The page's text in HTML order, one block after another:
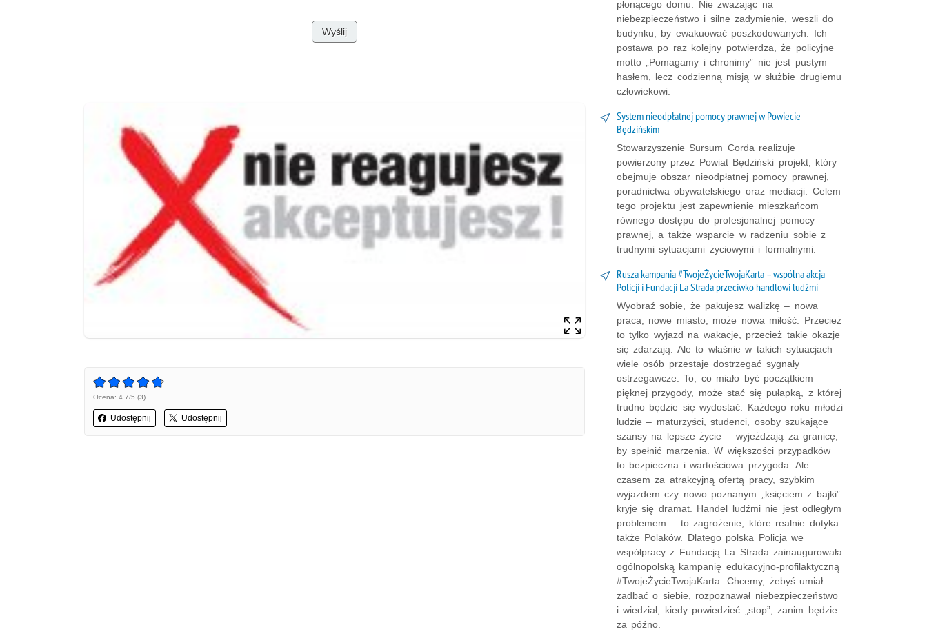
Ocena: 4.7/5 (3)
Udostępnij Udostępnij
płonącego domu. Nie zważając na
niebezpieczeństwo i silne zadymienie, weszli do
budynku, by ewakuować poszkodowanych. Ich
postawa po raz kolejny potwierdza, że policyjne
motto „Pomagamy i chronimy” nie jest pustym
hasłem, lecz codzienną misją w służbie drugiemu
człowiekowi.
System nieodpłatnej pomocy prawnej w Powiecie
Będzińskim
Stowarzyszenie Sursum Corda realizuje
powierzony przez Powiat Będziński projekt, który
obejmuje obszar nieodpłatnej pomocy prawnej,
poradnictwa obywatelskiego oraz mediacji. Celem
tego projektu jest zapewnienie mieszkańcom
równego dostępu do profesjonalnej pomocy
prawnej, a także wsparcie w radzeniu sobie z
trudnymi sytuacjami życiowymi i formalnymi.
Rusza kampania #TwojeŻycieTwojaKarta – wspólna akcja
Policji i Fundacji La Strada przeciwko handlowi ludźmi
Wyobraź sobie, że pakujesz walizkę – nowa
praca, nowe miasto, może nowa miłość. Przecież
to tylko wyjazd na wakacje, przecież takie okazje
się zdarzają. Ale to właśnie w takich sytuacjach
wiele osób przestaje dostrzegać sygnały
ostrzegawcze. To, co miało być początkiem
pięknej przygody, może stać się pułapką, z której
trudno będzie się wydostać. Każdego roku młodzi
ludzie – maturzyści, studenci, osoby szukające
szansy na lepsze życie – wyjeżdżają za granicę,
by spełnić marzenia. W większości przypadków
to bezpieczna i wartościowa przygoda. Ale
czasem za atrakcyjną ofertą pracy, szybkim
wyjazdem czy nowo poznanym „księciem z bajki”
kryje się dramat. Handel ludźmi nie jest odległym
problemem – to zagrożenie, które realnie dotyka
także Polaków. Dlatego polska Policja we
współpracy z Fundacją La Strada zainaugurowała
ogólnopolską kampanię edukacyjno-profilaktyczną
#TwojeŻycieTwojaKarta. Chcemy, żebyś umiał
zadbać o siebie, rozpoznawał niebezpieczeństwo
i wiedział, kiedy powiedzieć „stop”, zanim będzie
za późno.